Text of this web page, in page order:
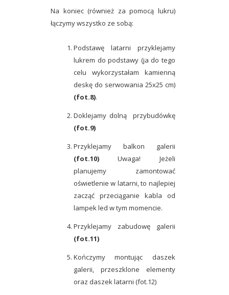
Na koniec (również za pomocą lukru)
łączymy wszystko ze sobą:
Podstawę latarni przyklejamy
lukrem do podstawy (ja do tego
celu wykorzystałam kamienną
deskę do serwowania 25x25 cm)
(fot.8).
Doklejamy dolną przybudówkę
(fot.9)
Przyklejamy balkon galerii
(fot.10) Uwaga! Jeżeli
planujemy zamontować
oświetlenie w latarni, to najlepiej
zacząć przeciąganie kabla od
lampek led w tym momencie.
Przyklejamy zabudowę galerii
(fot.11)
Kończymy montując daszek
galerii, przeszklone elementy
oraz daszek latarni (fot.12)